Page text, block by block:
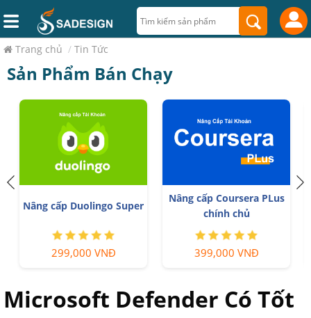
Trang chủ / Tin Tức
Sản Phẩm Bán Chạy
chính chủ Giá Siêu Rẻ
259,000 VNĐ
Adobe Photoshop Bản
Quyền Full App Giá Rẻ
899,000 VNĐ
Microsoft Defender Có Tốt